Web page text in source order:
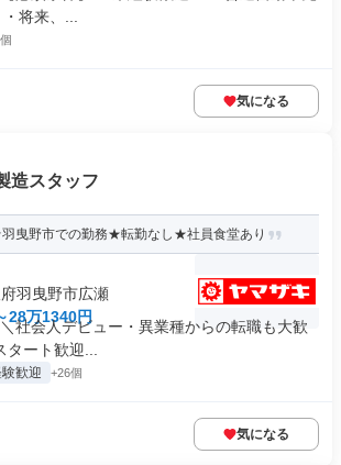
将来、...
気になる
造スタッフ
曳野市での勤務★転勤なし★社員食堂あり
羽曳野市広瀬
28万1340円
社会人デビュー・異業種からの転職も大歓
ート歓迎...
歓迎 +26個
気になる